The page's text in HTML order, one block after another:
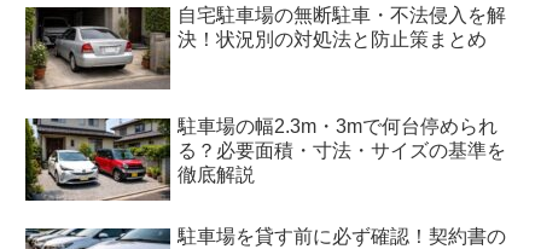
自宅駐車場の無断駐車・不法侵入を解
決！状況別の対処法と防止策まとめ
駐車場の幅2.3m・3mで何台停められ
る？必要面積・寸法・サイズの基準を
徹底解説
駐車場を貸す前に必ず確認！契約書の